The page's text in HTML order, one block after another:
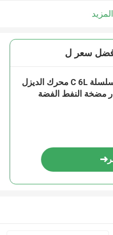
سعر ل
محرك السلسلة C 6L محرك الديزل
مضخة النفط الفضة